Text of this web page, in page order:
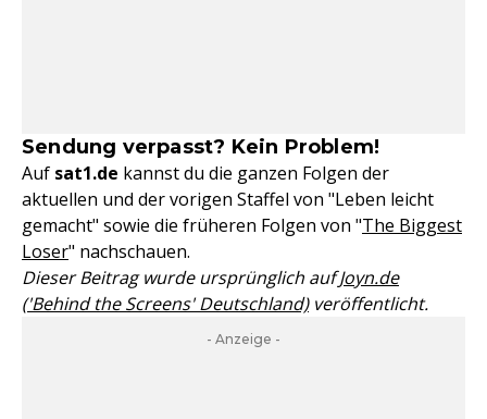
Sendung verpasst? Kein Problem!
Auf sat1.de kannst du die ganzen Folgen der
aktuellen und der vorigen Staffel von "Leben leicht
gemacht" sowie die früheren Folgen von "The Biggest
Loser" nachschauen.
Dieser Beitrag wurde ursprünglich aufJoyn.de
('Behind the Screens' Deutschland)veröffentlicht.
- Anzeige -